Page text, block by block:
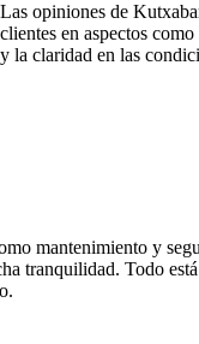
Las opiniones de
clientes en aspectos
y la claridad en las
mantenimiento y
tranquilidad. Todo está